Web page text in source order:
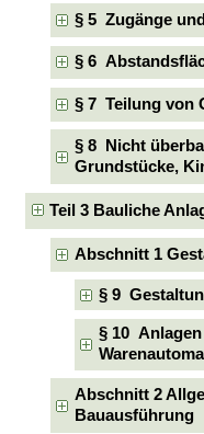
§ 5 Zugänge
§ 6
§ 7 Teilung von
§ 8 Nicht
Grundstücke,
Teil 3 Bauliche
Abschnitt 1
§ 9
§ 10
Abschnitt 2
Bauausführung